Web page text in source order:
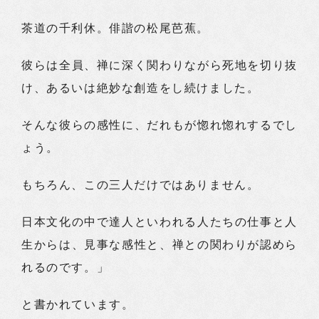
茶道の千利休。俳諧の松尾芭蕉。
彼らは全員、禅に深く関わりながら死地を切り抜
け、あるいは絶妙な創造をし続けました。
そんな彼らの感性に、だれもが惚れ惚れするでし
ょう。
もちろん、この三人だけではありません。
日本文化の中で達人といわれる人たちの仕事と人
生からは、見事な感性と、禅との関わりが認めら
れるのです。」
と書かれています。